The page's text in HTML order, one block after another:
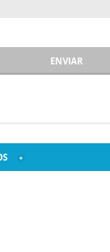
ENVIAR